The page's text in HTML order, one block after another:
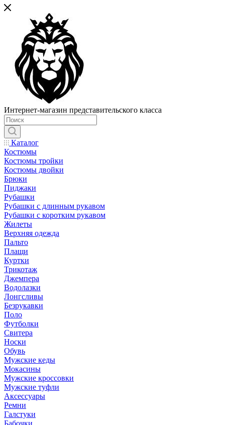
Интернет-магазин представительского класса
Каталог
Костюмы
Костюмы тройки
Костюмы двойки
Брюки
Пиджаки
Рубашки
Рубашки с длинным рукавом
Рубашки с коротким рукавом
Жилеты
Верхняя одежда
Пальто
Плащи
Куртки
Трикотаж
Джемпера
Водолазки
Лонгсливы
Безрукавки
Поло
Футболки
Свитера
Носки
Обувь
Мужские кеды
Мокасины
Мужские кроссовки
Мужские туфли
Аксессуары
Ремни
Галстуки
Бабочки